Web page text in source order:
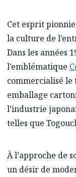
Cet esprit
la culture de
Dans les années
l’emblématique
commercialisé le
emballage
l’industrie
telles que
À l’approche de
un désir de